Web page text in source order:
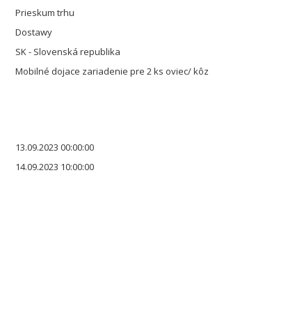
Prieskum trhu
Dostawy
SK - Slovenská republika
Mobilné dojace zariadenie pre 2 ks oviec/ kôz
13.09.2023 00:00:00
14.09.2023 10:00:00